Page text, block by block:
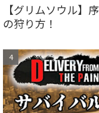
【グリムソウル】
の狩り方！